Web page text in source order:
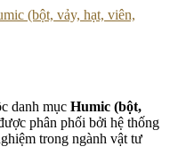
(bột, vảy, hạt, viên,
danh mục Humic (bột,
phân phối bởi hệ thống
trong ngành vật tư